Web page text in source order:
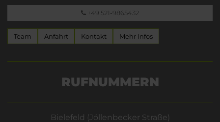
+49 521-9865432
Team Anfahrt Kontakt Mehr Infos
RUFNUMMERN
Bielefeld (Jöllenbecker Straße)